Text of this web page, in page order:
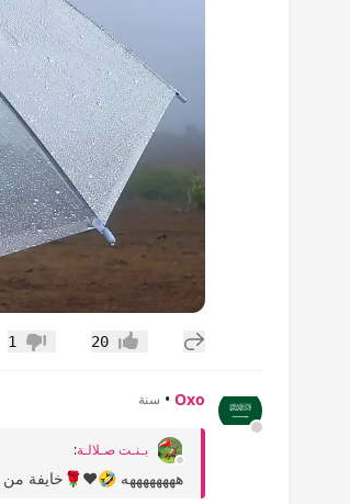
إضافة رد جديد
إعجاب20 عدم 1
Oxo
• سنة
بـنـت صـلالـة:
ههههههههه 🤣❤️🌹خايفة من